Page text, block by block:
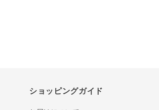
ショッピングガイド